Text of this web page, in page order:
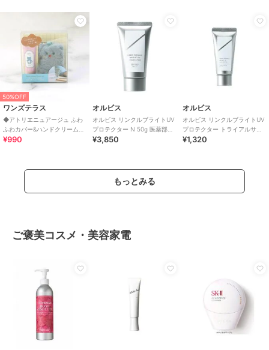
50%OFF
ワンズテラス
◆アトリエニュアージュ ふわ
ふわカバー&ハンドクリームセ
ット
¥990
オルビス
オルビス リンクルブライトUV
プロテクター N 50g 医薬部外
品（顔用日焼け止め）
¥3,850
オルビス
オルビス リンクルブライトUV
プロテクター トライアルサイ
ズ 15g 医薬部外品 （顔用日焼
¥1,320
もっとみる
ご褒美コスメ・美容家電